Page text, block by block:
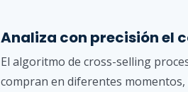
Analiza con precisión el
El algoritmo de cross-selling
compran en diferentes